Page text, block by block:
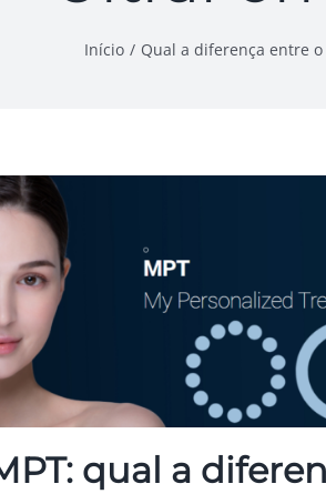
Início Qual a diferença entre
qual a